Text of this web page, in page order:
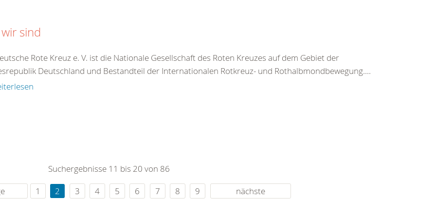
sind
Rote Kreuz e. V. ist die Nationale Gesellschaft des Roten Kreuzes auf dem Gebiet der
Deutschland und Bestandteil der Internationalen Rotkreuz- und Rothalbmondbewegung....
Suchergebnisse 11 bis 20 von 86
1 2 3 4 5 6 7 8 9 nächste